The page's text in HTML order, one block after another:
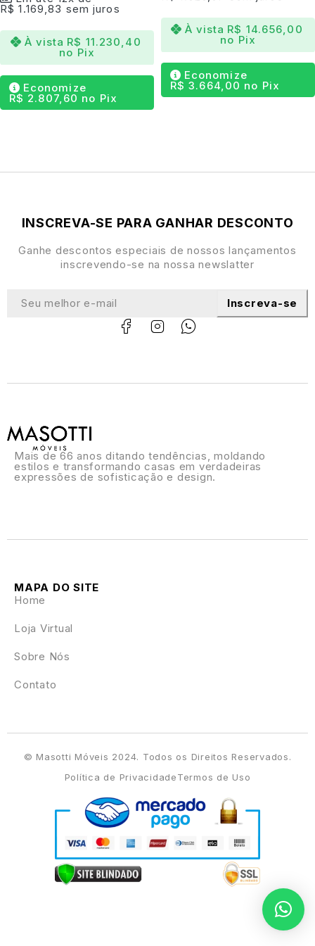
Silhueta em estilo feijão
que cria fluidez e impacto
visual
Assento profundo e encosto ergonômicopara
Estofado personalizável
com tecidos e acabamentos
de alto padrão
Produção artesanal e design assinado, exclusivo e
R$ 1.169,83 sem juros
À vista R$ 11.230,40
no Pix
Economize
R$ 2.807,60 no Pix
À vista R$ 14.656,00
no Pix
Economize
R$ 3.664,00 no Pix
Mais de 66 anos ditando tendências, moldando
estilos e transformando casas em verdadeiras
expressões de sofisticação e design.
MAPA DO SITE
Home
Loja Virtual
Sobre Nós
Contato
INSCREVA-SE PARA GANHAR DESCONTO
Ganhe descontos especiais de nossos lançamentos
inscrevendo-se na nossa newslatter
Inscreva-se
Política de PrivacidadeTermos de Uso
© Masotti Móveis 2024. Todos os Direitos Reservados.